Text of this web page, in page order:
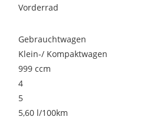
Vorderrad
Gebrauchtwagen
Klein-/ Kompaktwagen
999 ccm
4
5
5,60 l/100km